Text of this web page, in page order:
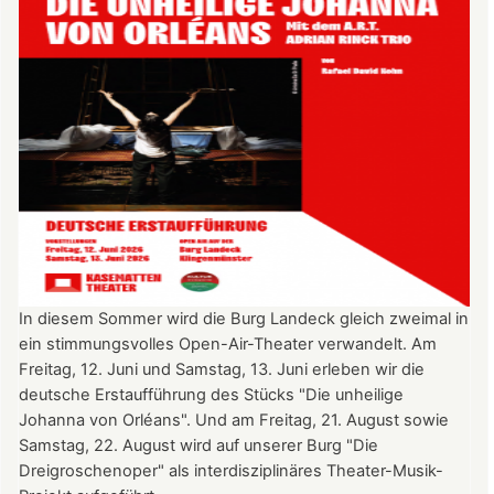
2026
nach
Freiburg
In diesem Sommer wird die Burg Landeck gleich zweimal in
ein stimmungsvolles Open-Air-Theater verwandelt. Am
Freitag, 12. Juni und Samstag, 13. Juni erleben wir die
deutsche Erstaufführung des Stücks "Die unheilige
Johanna von Orléans". Und am Freitag, 21. August sowie
Samstag, 22. August wird auf unserer Burg "Die
Dreigroschenoper" als interdisziplinäres Theater-Musik-